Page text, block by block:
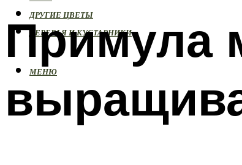
ДРУГИЕ ЦВЕТЫ
ДЕРЕВЬЯ И КУСТАРНИКИ
МЕНЮ
Примула